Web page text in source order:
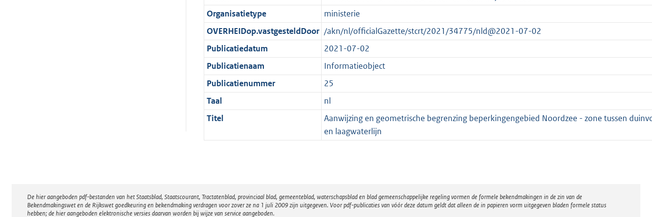
r
m
a
a
t
o
r
m
a
a
t
e
n
d
1
K
Organisatietype
ministerie
OVERHEIDop.vastgesteldDoor /akn/nl/officialGazette/stcrt/2021/34775/nld@2021-07-02
Publicatiedatum
2021-07-02
Publicatienaam
Informatieobject
Publicatienummer
25
Taal
nl
Titel
Aanwijzing en geometrische begrenzing beperkingengebied Noordzee - zone tussen
en laagwaterlijn
Disclaimer
De hier aangeboden pdf-bestanden van het Staatsblad, Staatscourant, Tractatenblad, provinciaal blad, gemeenteblad, waterschapsblad en blad gemeenschappelijke regeling vormen de formele bekendmakingen in de zin van de
Bekendmakingswet en de Rijkswet goedkeuring en bekendmaking verdragen voor zover ze na 1 juli 2009 zijn uitgegeven. Voor pdf-publicaties van vóór deze datum geldt dat alleen de in papieren vorm uitgegeven bladen formele status
hebben; de hier aangeboden elektronische versies daarvan worden bij wijze van service aangeboden.